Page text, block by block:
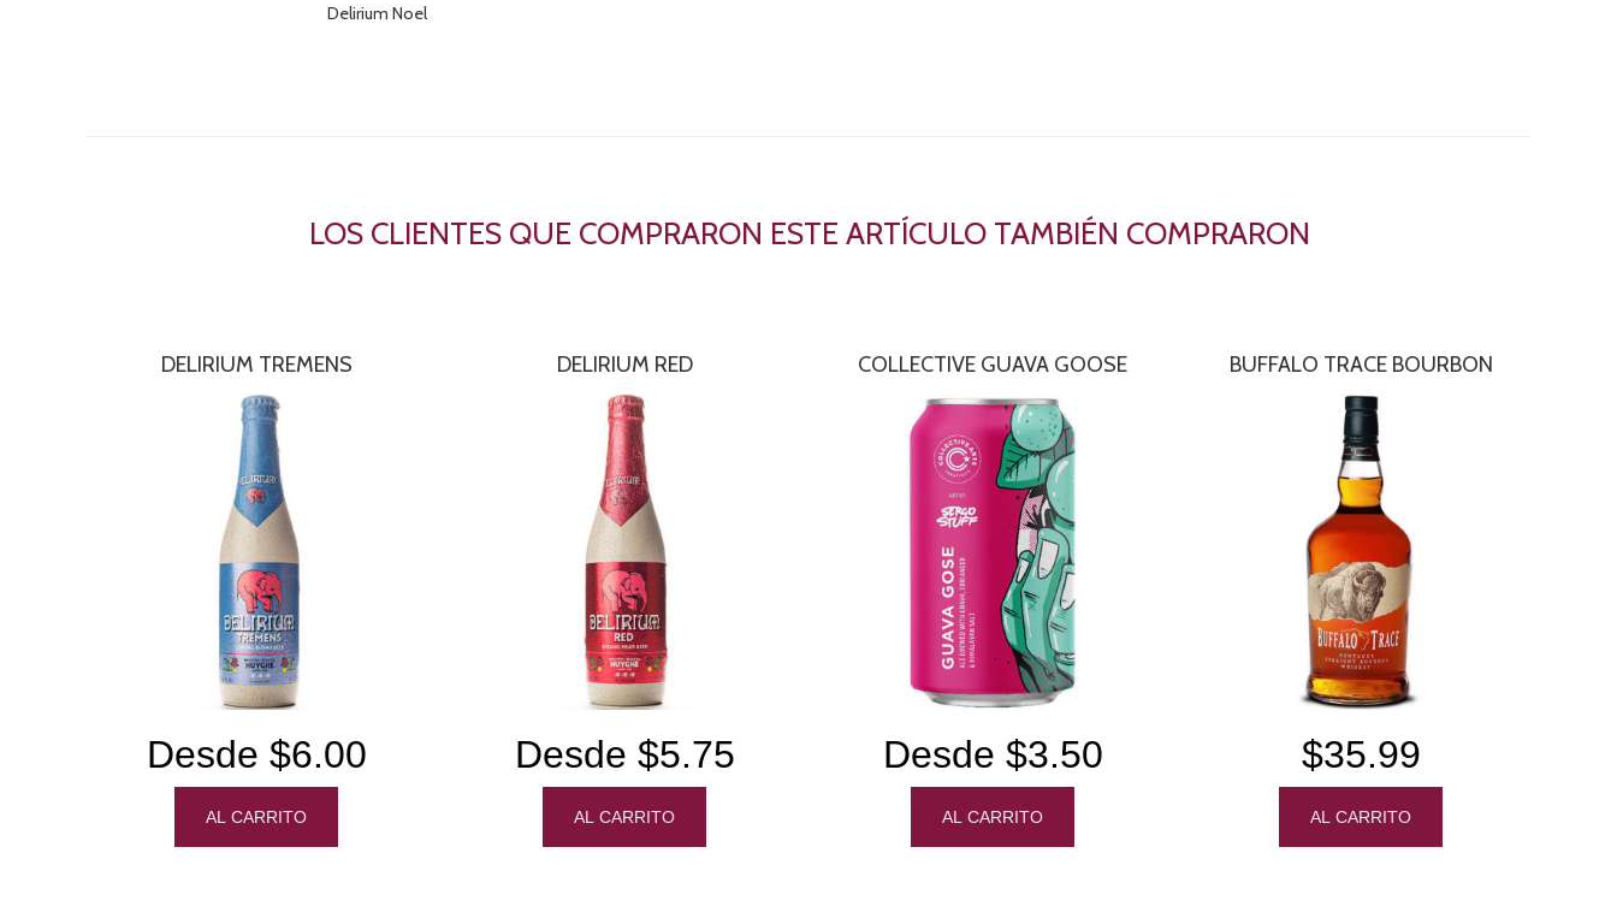
Delirium Noel
LOS CLIENTES QUE COMPRARON ESTE ARTÍCULO TAMBIÉN COMPRARON
DELIRIUM TREMENS
Desde $6.00
DELIRIUM RED
Desde $5.75
COLLECTIVE GUAVA GOOSE
Desde $3.50
BUFFALO TRACE BOURBON
$35.99